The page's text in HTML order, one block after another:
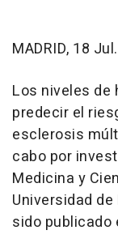
MADRID, 18
Los niveles de
predecir el
esclerosis
cabo por
Medicina y
Universidad
sido publicado